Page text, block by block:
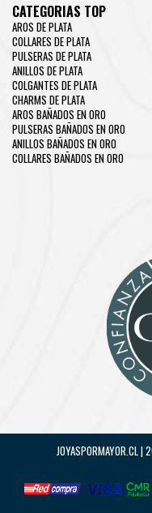
CATEGORIAS TOP
AROS DE PLATA
COLLARES DE PLATA
PULSERAS DE PLATA
ANILLOS DE PLATA
COLGANTES DE PLATA
CHARMS DE PLATA
AROS BAÑADOS EN ORO
PULSERAS BAÑADOS EN ORO
ANILLOS BAÑADOS EN ORO
COLLARES BAÑADOS EN ORO
JOYASPORMAYOR.CL |